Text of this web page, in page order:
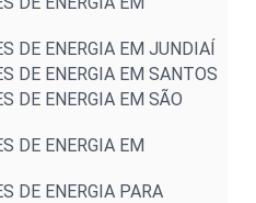
DE ENERGIA EM JUNDIAÍ
DE ENERGIA EM SANTOS
DE ENERGIA EM SÃO
DE ENERGIA EM
DE ENERGIA PARA